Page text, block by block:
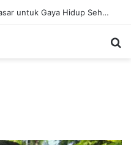
Nutrisi yang Tepat Sebagai Dasar untuk Gaya Hidup Sehat dan Berkelanjutan